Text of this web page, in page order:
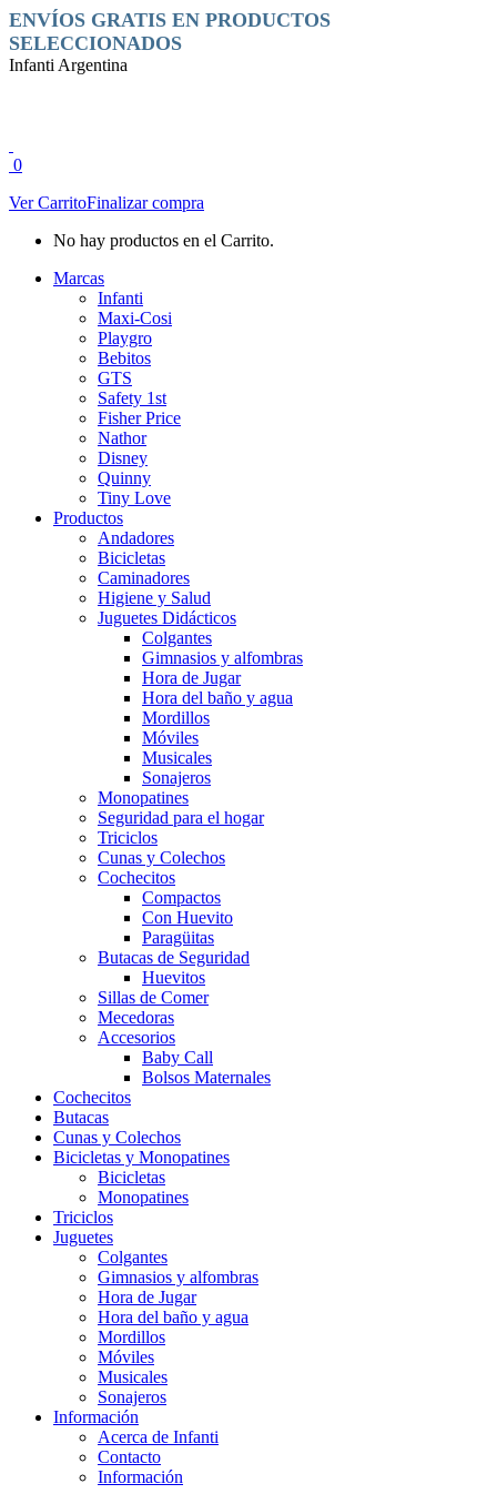
Saltar
al
contenido
Facebook
page
opens
in
Instagram
page
opens
in
ENVÍOS GRATIS EN PRODUCTOS
SELECCIONADOS
Infanti Argentina
0
Ver CarritoFinalizar compra
No hay productos en el Carrito.
Marcas
Infanti
Maxi-Cosi
Playgro
Bebitos
GTS
Safety 1st
Fisher Price
Nathor
Disney
Quinny
Tiny Love
Productos
Andadores
Bicicletas
Caminadores
Higiene y Salud
Juguetes Didácticos
Colgantes
Gimnasios y alfombras
Hora de Jugar
Hora del baño y agua
Mordillos
Móviles
Musicales
Sonajeros
Monopatines
Seguridad para el hogar
Triciclos
Cunas y Colechos
Cochecitos
Compactos
Con Huevito
Paragüitas
Butacas de Seguridad
Huevitos
Sillas de Comer
Mecedoras
Accesorios
Baby Call
Bolsos Maternales
Cochecitos
Butacas
Cunas y Colechos
Bicicletas y Monopatines
Bicicletas
Monopatines
Triciclos
Juguetes
Colgantes
Gimnasios y alfombras
Hora de Jugar
Hora del baño y agua
Mordillos
Móviles
Musicales
Sonajeros
Información
Acerca de Infanti
Contacto
Información